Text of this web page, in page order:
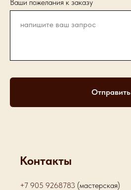
Ваши пожелания к заказу
Отправить
Контакты
+7 905 9268783 (мастерская)